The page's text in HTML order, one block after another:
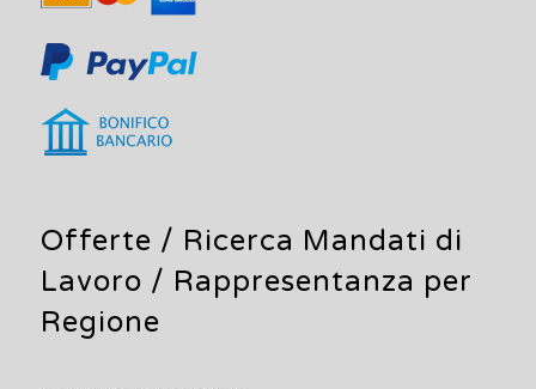
Offerte / Ricerca Mandati di
Lavoro / Rappresentanza per
Regione